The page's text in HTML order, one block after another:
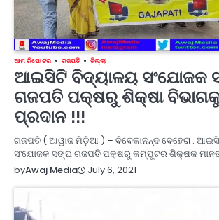
ଆମ ରିପୋଟର ଗଜପତି ଜିଲ୍ଲା
ଆଇସିଟି ବିଦ୍ୟାଳୟ ସଂଯୋଜକ
ଗଜପତି ପକ୍ଷରୁ ଶିକ୍ଷା
ପ୍ରଦାନ !!!
ଗଜପତି ( ଆୱାଜ ମିଡ଼ିଆ ) – ବିବେକାନନ୍ଦ ବେହେରା :
ସଂଯୋଜକ ସଙ୍ଘ ଗଜପତି ପକ୍ଷରୁ କମ୍ପୁଟର ଶିକ୍ଷକ
byAwaj Media July 6, 2021